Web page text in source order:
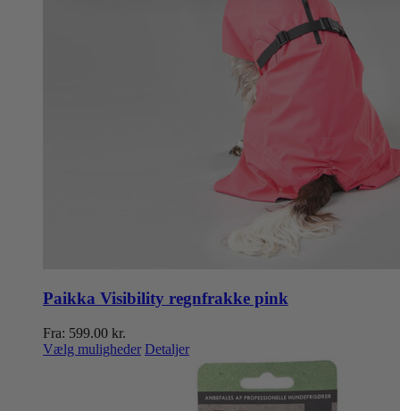
Paikka Visibility regnfrakke pink
Fra: 599.00 kr.
Vælg muligheder Dette
Detaljer